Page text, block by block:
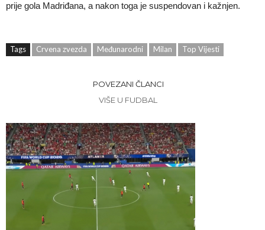
prije gola Madriđana, a nakon toga je suspendovan i kažnjen.
Tags Crvena zvezda Međunarodni Milan Top Vijesti
POVEZANI ČLANCI
VIŠE U FUDBAL